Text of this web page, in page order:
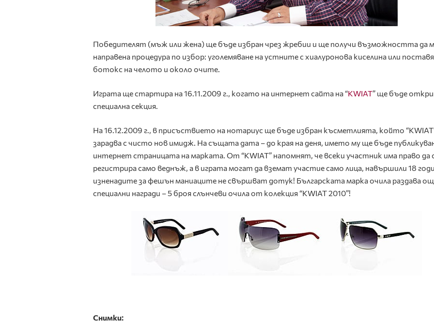
Победителят (мъж или жена) ще бъде избран чрез жребии и ще получи възможността да
направена процедура по избор: уголемяване на устните с хиалуронова киселина или
ботокс на челото и около очите.
Играта ще стартира на 16.11.2009 г., когато на интернет сайта на “KWIAT” ще бъде
специална секция.
На 16.12.2009 г., в присъствието на нотариус ще бъде избран късметлията, който
зарадва с чисто нов имидж. На същата дата – до края на деня, името му ще бъде
интернет страницата на марката. От “KWIAT” напомнят, че всеки участник има право да
регистрира само веднъж, а в играта могат да вземат участие само лица, навършили 18
изненадите за фешън маниаците не свършват дотук! Българската марка очила раздава
специални награди – 5 броя слънчеви очила от колекция “KWIAT 2010”!
Снимки: